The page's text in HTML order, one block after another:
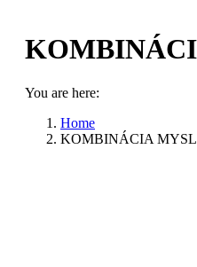
You are here:
Home
KOMBINÁCIA